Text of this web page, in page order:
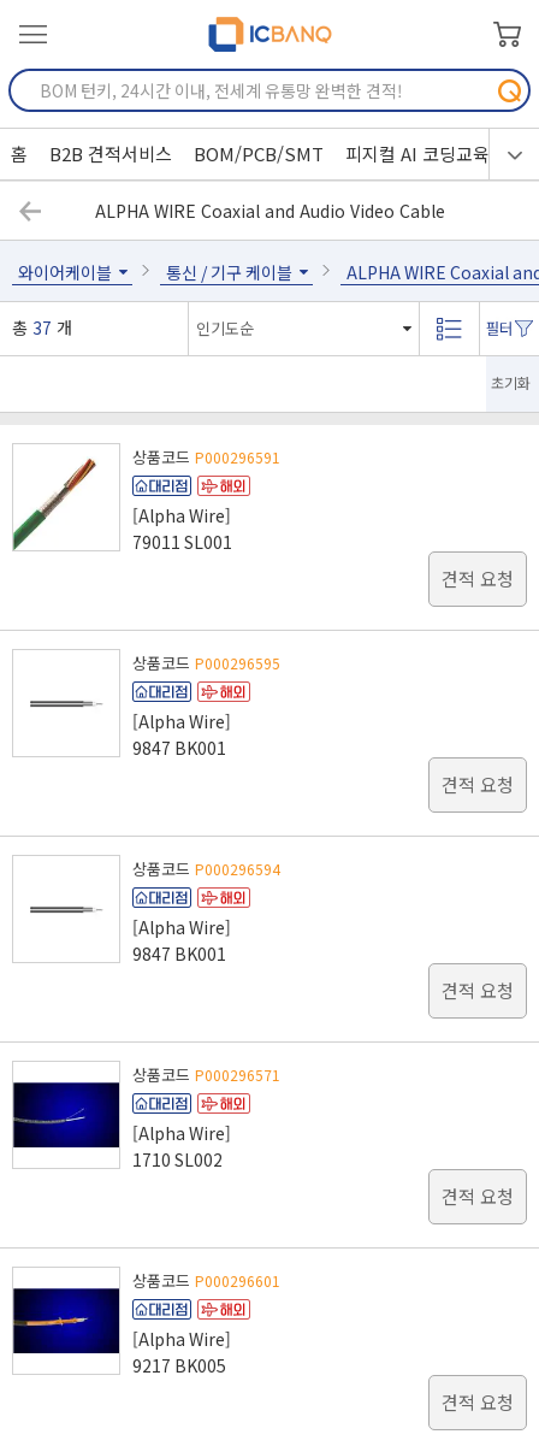
홈 B2B 견적서비스 BOM/PCB/SMT 피지컬 AI 코딩교육
ALPHA WIRE Coaxial and Audio Video Cable
와이어케이블 통신 / 기구 케이블 ALPHA WIRE Coaxial
총 37 개
초기화
상품코드 P000296591
[Alpha Wire]
79011 SL001
견적 요청
상품코드 P000296595
[Alpha Wire]
9847 BK001
견적 요청
상품코드 P000296594
[Alpha Wire]
9847 BK001
견적 요청
상품코드 P000296571
[Alpha Wire]
1710 SL002
견적 요청
상품코드 P000296601
[Alpha Wire]
9217 BK005
견적 요청